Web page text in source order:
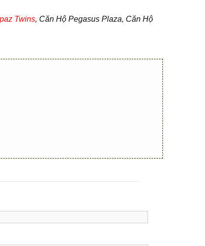
Twins, Căn Hộ Pegasus Plaza, Căn Hộ